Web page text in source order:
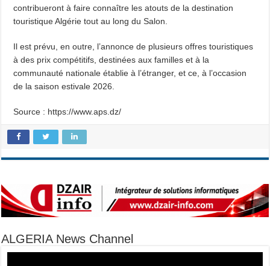
contribueront à faire connaître les atouts de la destination
touristique Algérie tout au long du Salon.
Il est prévu, en outre, l’annonce de plusieurs offres touristiques
à des prix compétitifs, destinées aux familles et à la
communauté nationale établie à l’étranger, et ce, à l’occasion
de la saison estivale 2026.
Source : https://www.aps.dz/
ALGERIA News Channel